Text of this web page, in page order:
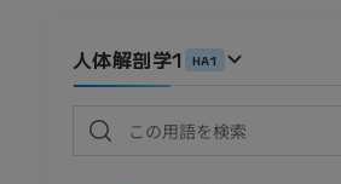
人体解剖学1 HA1